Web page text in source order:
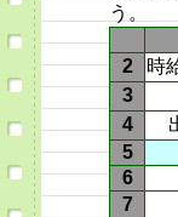
う。
2
時
3
4
5
6
7